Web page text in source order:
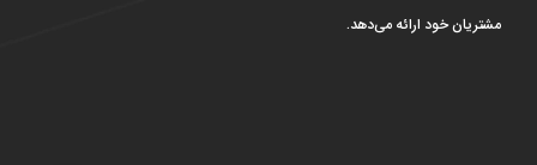
مشتریان خود ارائه می‌دهد.